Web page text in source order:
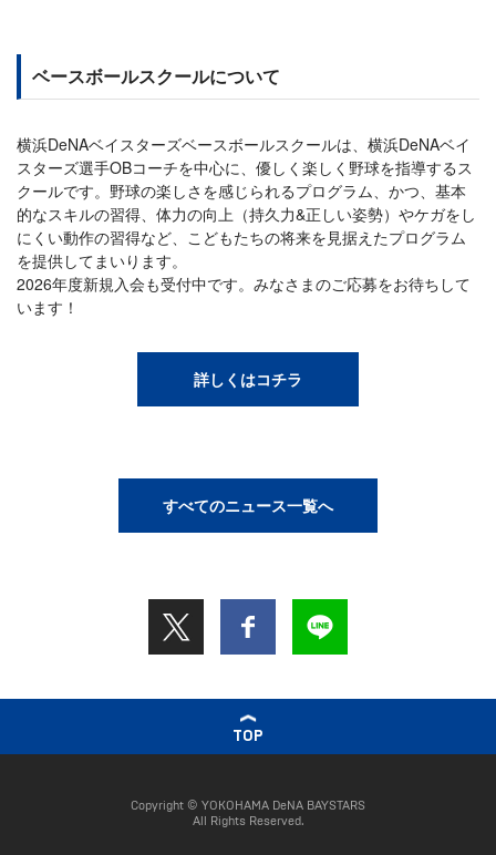
ベースボールスクールについて
横浜DeNAベイスターズベースボールスクールは、横浜DeNAベイ
スターズ選手OBコーチを中心に、優しく楽しく野球を指導するス
クールです。野球の楽しさを感じられるプログラム、かつ、基本
的なスキルの習得、体力の向上（持久力&正しい姿勢）やケガをし
にくい動作の習得など、こどもたちの将来を見据えたプログラム
を提供してまいります。
2026年度新規入会も受付中です。みなさまのご応募をお待ちして
います！
詳しくはコチラ
すべてのニュース一覧へ
TOP
Copyright © YOKOHAMA DeNA BAYSTARS
All Rights Reserved.